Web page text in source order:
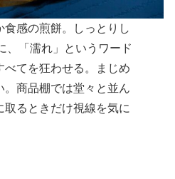
感の煎餅。しっとりし
、「濡れ」というワード
べてを狂わせる。まじめ
。商品棚では堂々と並ん
取るときだけ視線を気に